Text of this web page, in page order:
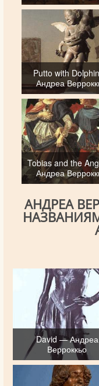
Putto with
Андреа
Tobias and the
Андреа
АНДРЕА
David — Андреа
Верроккьо